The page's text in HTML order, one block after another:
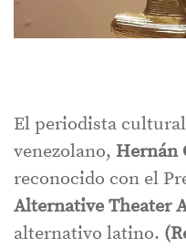
El periodista
venezolano, Hernán
reconocido con el
Alternative Theater
alternativo latino.